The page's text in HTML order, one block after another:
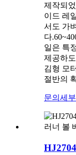
제작되
이드 레
서도 가
다
일은 특
제공하
김형 모
절반의
문의 세